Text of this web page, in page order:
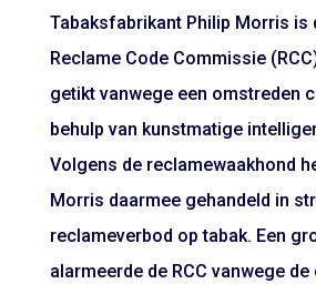
Tabaksfabrikant Philip Morris is
Reclame Code Commissie
getikt vanwege een omstreden
behulp van kunstmatige
Volgens de reclamewaakhond
Morris daarmee gehandeld in
reclameverbod op tabak. Een
alarmeerde de RCC vanwege